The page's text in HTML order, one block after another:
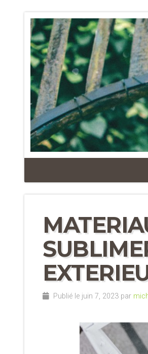
Publié le juin 7, 2023 par